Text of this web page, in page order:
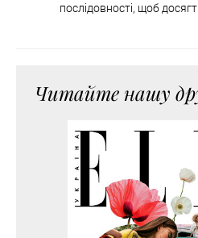
послідовності, щоб
Читайте нашу